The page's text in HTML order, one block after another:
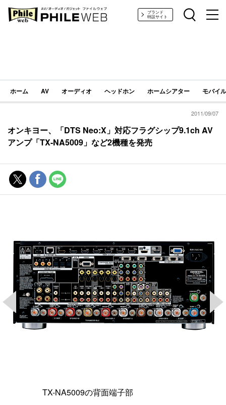
PHILE WEB｜AV/オーディオ/ガジェットブランド
特設サイト
ホーム AV オーディオ ヘッドホン ホームシアター モバイ
2011/09/07
オンキヨー、「DTS Neo:X」対応フラグシップ9.1ch AV
アンプ「TX-NA5009」など2機種を発売
TX-NA5009の背面端子部